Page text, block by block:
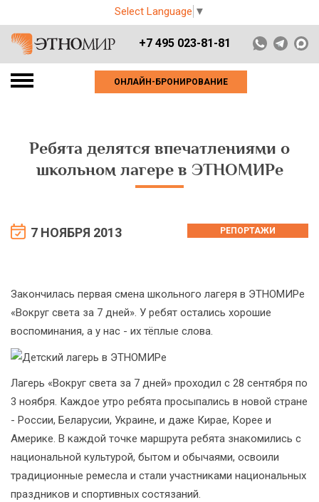
Select Language ▼
+7 495 023-81-81
ОНЛАЙН-БРОНИРОВАНИЕ
Ребята делятся впечатлениями о
школьном лагере в ЭТНОМИРе
7 НОЯБРЯ 2013 РЕПОРТАЖИ
Закончилась первая смена школьного лагеря в ЭТНОМИРе
«Вокруг света за 7 дней». У ребят остались хорошие
воспоминания, а у нас - их тёплые слова.
Лагерь «Вокруг света за 7 дней» проходил с 28 сентября по
3 ноября. Каждое утро ребята просыпались в новой стране
- России, Беларусии, Украине, и даже Кирае, Корее и
Америке. В каждой точке маршрута ребята знакомились с
национальной культурой, бытом и обычаями, освоили
традиционные ремесла и стали участниками национальных
праздников и спортивных состязаний.